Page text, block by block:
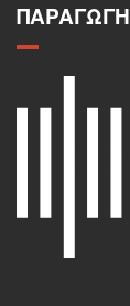
ΠΑΡΑΓΩΓΉ